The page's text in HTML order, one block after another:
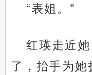
“表姐。”
红瑛走近
了，抬手为她